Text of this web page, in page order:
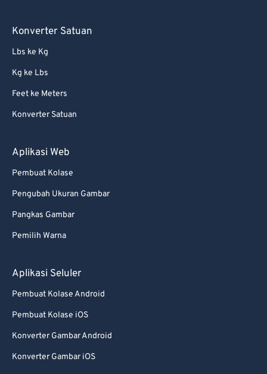
Konverter Satuan
Lbs ke Kg
Kg ke Lbs
Feet ke Meters
Konverter Satuan
Aplikasi Web
Pembuat Kolase
Pengubah Ukuran Gambar
Pangkas Gambar
Pemilih Warna
Aplikasi Seluler
Pembuat Kolase Android
Pembuat Kolase iOS
Konverter Gambar Android
Konverter Gambar iOS